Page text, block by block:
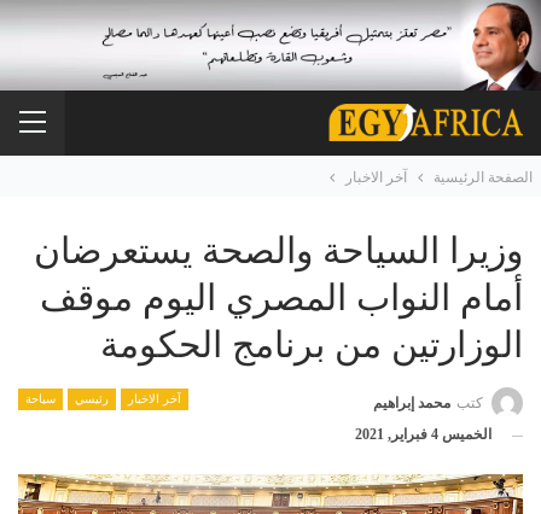
الصفحة الرئيسية آخر الاخبار
وزيرا السياحة والصحة يستعرضان
أمام النواب المصري اليوم موقف
الوزارتين من برنامج الحكومة
آخر الاخبار رئيسي سياحة كتب محمد إبراهيم
الخميس 4 فبراير, 2021